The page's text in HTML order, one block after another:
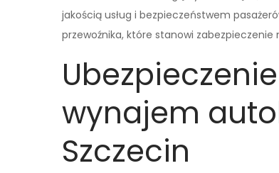
jakością usług i bezpieczeństwem
przewoźnika, które stanowi
wynajem
Szczecin